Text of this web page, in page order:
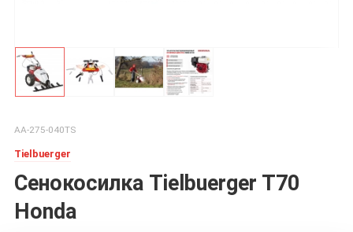
AA-275-040TS
Tielbuerger
Сенокосилка Tielbuerger T70
Honda